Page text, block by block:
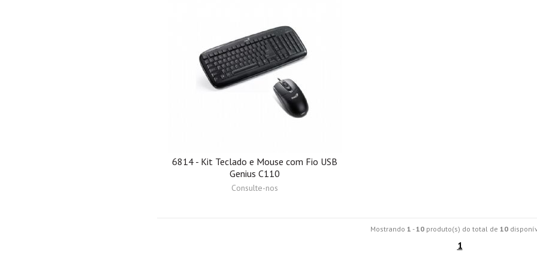
6814 - Kit Teclado e Mouse com Fio USB
Genius C110
Consulte-nos
Mostrando 1 - 10produto(s) do total de 10
1